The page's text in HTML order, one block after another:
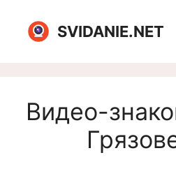
содержимому
SVIDANIE.NET
Видео-